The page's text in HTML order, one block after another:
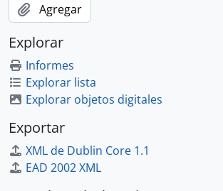
Agregar
Explorar
Informes
Explorar lista
Explorar objetos digitales
Exportar
XML de Dublin Core 1.1
EAD 2002 XML